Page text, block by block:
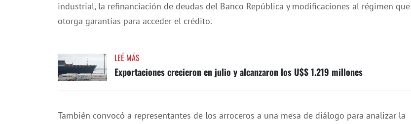
industrial, la refinanciación de deudas del Banco República y modificaciones al régimen que
otorga garantías para acceder el crédito.
LEÉ MÁS
Exportaciones crecieron en julio y alcanzaron los U$S 1.219 millones
También convocó a representantes de los arroceros a una mesa de diálogo para analizar la